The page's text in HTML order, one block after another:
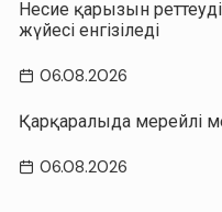
Несие қарызын
жүйесі енгізіледі
06.08.2026
Қарқаралыда мерейлі
06.08.2026